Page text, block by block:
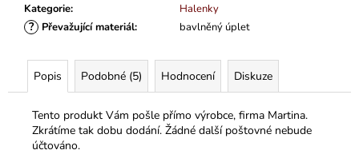
Kategorie: Halenky
? Převažující materiál: bavlněný úplet
Popis Podobné (5) Hodnocení Diskuze
Tento produkt Vám pošle přímo výrobce, firma Martina.
Zkrátíme tak dobu dodání. Žádné další poštovné nebude
účtováno.